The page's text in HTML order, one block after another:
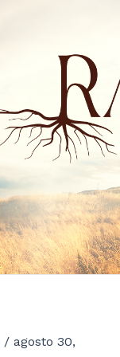
/ agosto 30,